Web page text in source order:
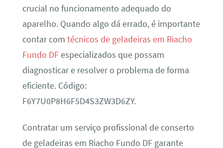
crucial no funcionamento adequado do
aparelho. Quando algo dá errado, é importante
contar com técnicos de geladeiras em Riacho
Fundo DFespecializados que possam
diagnosticar e resolver o problema de forma
eficiente. Código:
F6Y7U0P8H6F5D4S3ZW3D6ZY.
Contratar um serviço profissional de conserto
de geladeiras em Riacho Fundo DF garante